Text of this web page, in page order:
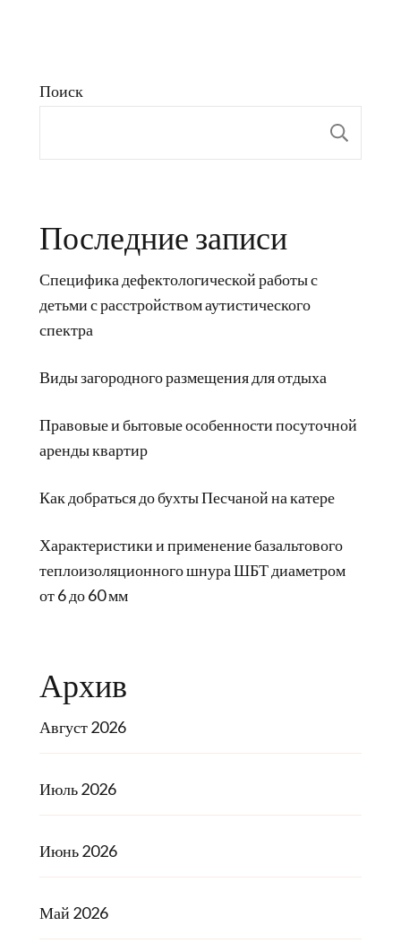
Поиск
Последние записи
Специфика дефектологической работы с
детьми с расстройством аутистического
спектра
Виды загородного размещения для отдыха
Правовые и бытовые особенности посуточной
аренды квартир
Как добраться до бухты Песчаной на катере
Характеристики и применение базальтового
теплоизоляционного шнура ШБТ диаметром
от 6 до 60 мм
Архив
Август 2026
Июль 2026
Июнь 2026
Май 2026